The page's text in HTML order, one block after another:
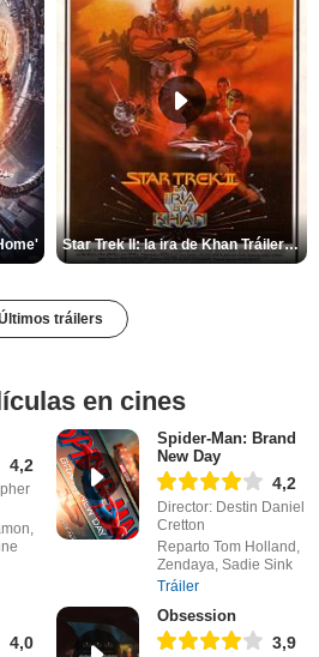
Star Trek II: la ira de Khan Tráiler VO
tráilers
en cines
4,2
Spider-Man: Brand
New Day
4,2
Director: Destin Daniel
Cretton
Reparto Tom Holland,
Zendaya, Sadie Sink
Tráiler
4,0
Obsession
3,9